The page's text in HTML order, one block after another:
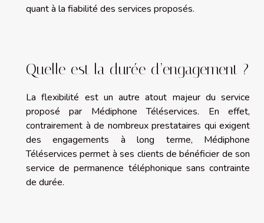
quant à la fiabilité des services proposés.
Quelle est la durée d’engagement ?
La flexibilité est un autre atout majeur du service
proposé par Médiphone Téléservices. En effet,
contrairement à de nombreux prestataires qui exigent
des engagements à long terme, Médiphone
Téléservices permet à ses clients de bénéficier de son
service de permanence téléphonique sans contrainte
de durée.